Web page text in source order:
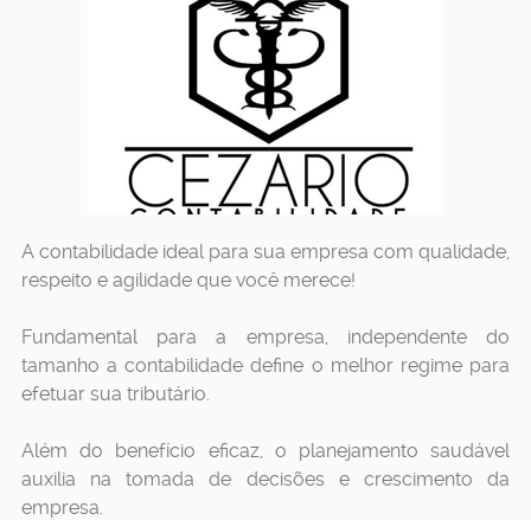
A contabilidade ideal para sua empresa com qualidade,
respeito e agilidade que você merece!
Fundamental para a empresa, independente do
tamanho a contabilidade define o melhor regime para
efetuar sua tributário.
Além do benefício eficaz, o planejamento saudável
auxilia na tomada de decisões e crescimento da
empresa.